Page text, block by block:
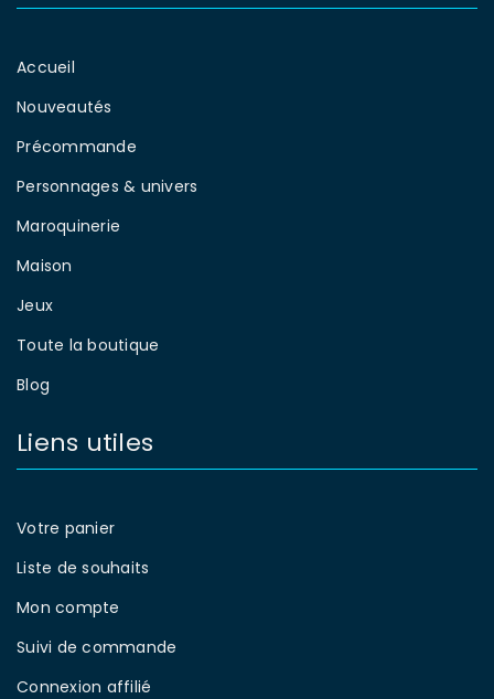
Accueil
Nouveautés
Précommande
Personnages & univers
Maroquinerie
Maison
Jeux
Toute la boutique
Blog
Liens utiles
Votre panier
Liste de souhaits
Mon compte
Suivi de commande
Connexion affilié